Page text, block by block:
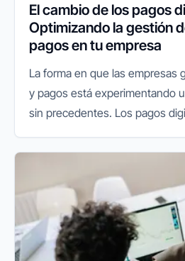
El cambio de los pagos
Optimizando la gestión
pagos en tu empresa
La forma en que las empresas
y pagos está experimentando
sin precedentes. Los pagos
eficiencia operativa y la...